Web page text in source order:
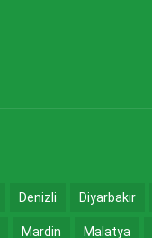
Denizli Diyarbakır
Mardin Malatya